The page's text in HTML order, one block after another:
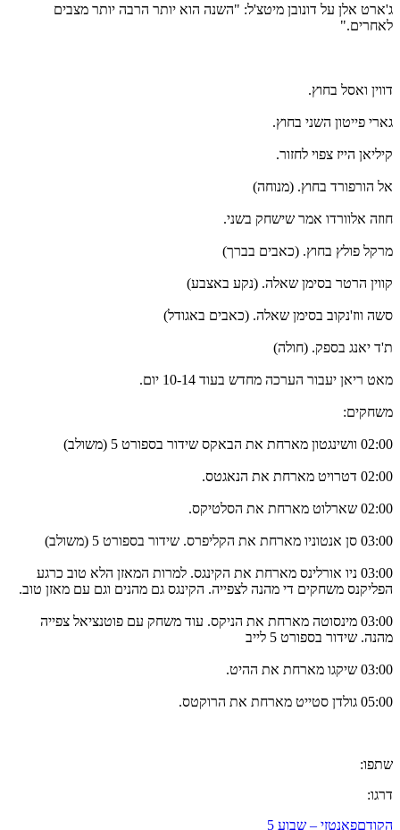
ג'ארט אלן על דונובן מיטצ'ל: "השנה הוא יותר הרבה יותר מצבים
לאחרים."
דווין ואסל בחוץ.
גארי פייטון השני בחוץ.
קיליאן הייז צפוי לחזור.
אל הורפורד בחוץ. (מנוחה)
חוזה אלוורדו אמר שישחק בשני.
מרקל פולץ בחוץ. (כאבים בברך)
קווין הרטר בסימן שאלה. (נקע באצבע)
סשה ווז'נקוב בסימן שאלה. (כאבים באגודל)
ת'ד יאנג בספק. (חולה)
מאט ריאן יעבור הערכה מחדש בעוד 10-14 יום.
משחקים:
02:00 וושינגטון מארחת את הבאקס שידור בספורט 5 (משולב)
02:00 דטרויט מארחת את הנאגטס.
02:00 שארלוט מארחת את הסלטיקס.
03:00 סן אנטוניו מארחת את הקליפרס. שידור בספורט 5 (משולב)
03:00 ניו אורלינס מארחת את הקינגס. למרות המאזן הלא טוב כרגע
הפליקנס משחקים די מהנה לצפייה. הקינגס גם מהנים וגם עם מאזן טוב.
03:00 מינסוטה מארחת את הניקס. עוד משחק עם פוטנציאל צפייה
מהנה. שידור בספורט 5 לייב
03:00 שיקגו מארחת את ההיט.
05:00 גולדן סטייט מארחת את הרוקטס.
שתפו:
דרגו:
הקודםפאנטזי – שבוע 5